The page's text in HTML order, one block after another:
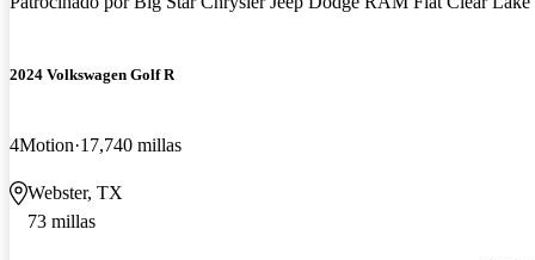
2024 Volkswagen Golf R
4Motion 17,740 millas
Webster, TX
73 millas